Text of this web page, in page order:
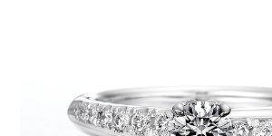
セットリング
ティアラ
ベビージュエリー
セットリングコレクション